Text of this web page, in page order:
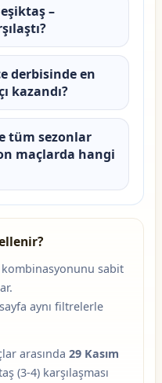
–
derbisinde en
kazandı?
tüm sezonlar
maçlarda hangi
kombinasyonunu sabit
aynı filtrelerle
arasında 29 Kasım
(3-4) karşılaşması